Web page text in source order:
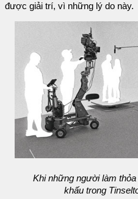
được giải trí, vì những lý do này.
Khi những người làm
khấu trong